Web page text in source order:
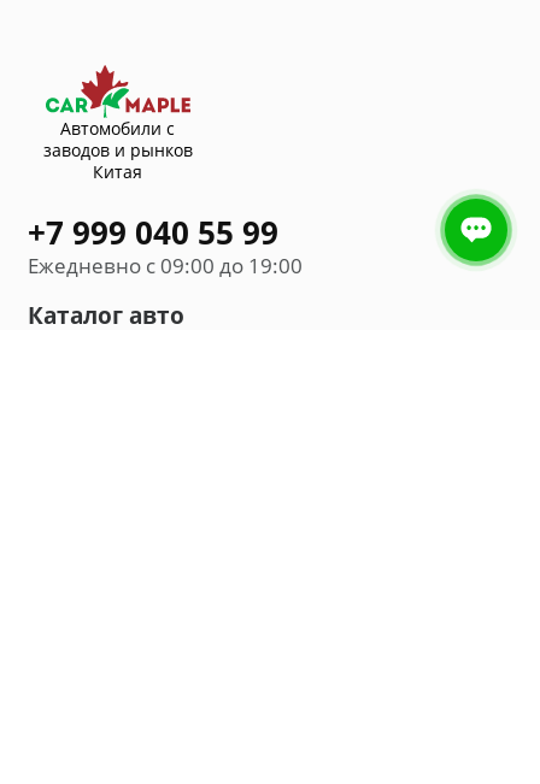
Автомобили с
заводов и рынков
Китая
+7 999 040 55 99
Ежедневно с 09:00 до 19:00
Каталог авто